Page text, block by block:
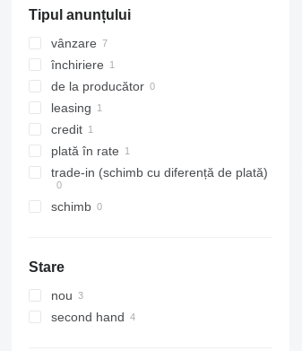
Tipul anunțului
vânzare
închiriere
de la producător
leasing
credit
plată în rate
trade-in (schimb cu diferență de plată)
schimb
Stare
nou
second hand